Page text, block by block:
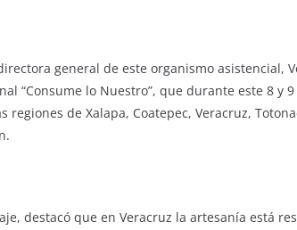
general de este organismo asistencial,
“Consume lo Nuestro”, que durante este 8 y
regiones de Xalapa, Coatepec, Veracruz,
destacó que en Veracruz la artesanía está